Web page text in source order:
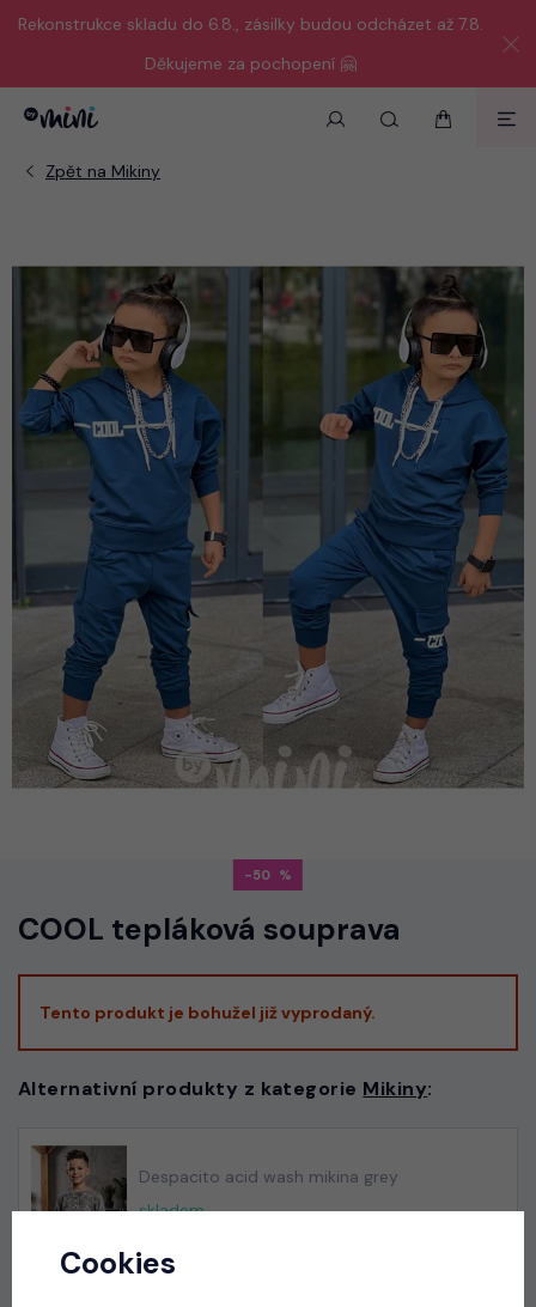
Rekonstrukce skladu do 6.8., zásilky budou odcházet až 7.8.
Děkujeme za pochopení 🤗
-50
COOL tepláková souprava
Tento produkt je bohužel již vyprodaný.
Alternativní produkty z kategorie Mikiny:
Despacito acid wash mikina grey
skladem
Cookies